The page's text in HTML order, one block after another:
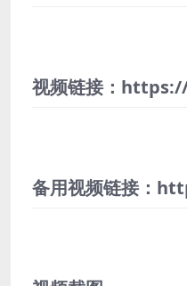
视频链接：
备用视频链接：